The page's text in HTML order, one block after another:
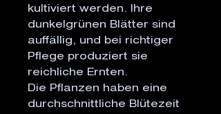
kultiviert werden. Ihre
dunkelgrünen Blätter sind
auffällig, und bei richtiger
Pflege produziert sie
reichliche Ernten.
Die Pflanzen haben eine
durchschnittliche Blütezeit